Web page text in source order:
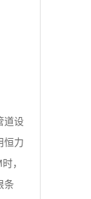
道设
恒力
时，
条